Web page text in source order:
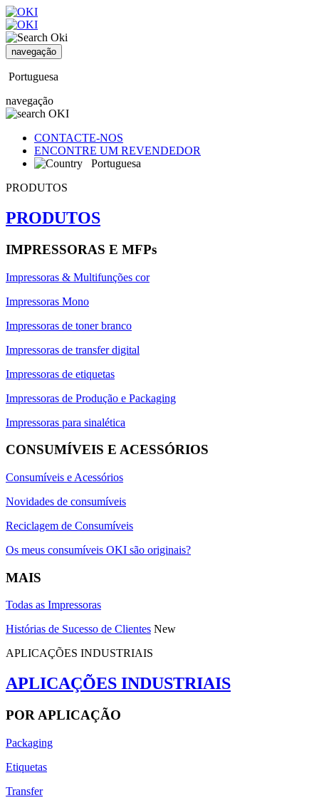
navegação
Portuguesa
navegação
CONTACTE-NOS
ENCONTRE UM REVENDEDOR
Portuguesa
PRODUTOS
PRODUTOS
IMPRESSORAS E MFPs
Impressoras & Multifunções cor
Impressoras Mono
Impressoras de toner branco
Impressoras de transfer digital
Impressoras de etiquetas
Impressoras de Produção e Packaging
Impressoras para sinalética
CONSUMÍVEIS E ACESSÓRIOS
Consumíveis e Acessórios
Novidades de consumíveis
Reciclagem de Consumíveis
Os meus consumíveis OKI são originais?
MAIS
Todas as Impressoras
Histórias de Sucesso de Clientes New
APLICAÇÕES INDUSTRIAIS
APLICAÇÕES INDUSTRIAIS
POR APLICAÇÃO
Packaging
Etiquetas
Transfer